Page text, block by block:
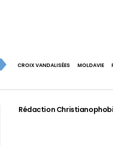
CROIX VANDALISÉES MOLDAVIE
Rédaction